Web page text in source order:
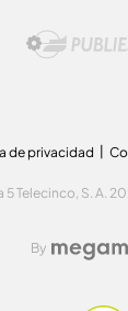
de privacidad
Telecinco, S. A.
By